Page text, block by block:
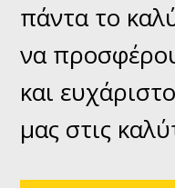
πάντα το
να
και
μας στις